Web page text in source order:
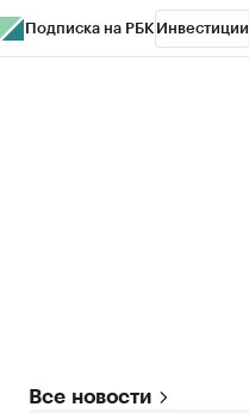
Подписка на РБК Инвестиции
Все новости